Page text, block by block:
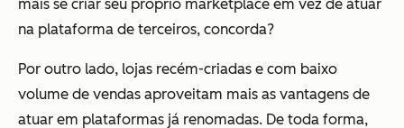
mais se criar seu próprio marketplace em vez de atuar
na plataforma de terceiros, concorda?
Por outro lado, lojas recém-criadas e com baixo
volume de vendas aproveitam mais as vantagens de
atuar em plataformas já renomadas. De toda forma,